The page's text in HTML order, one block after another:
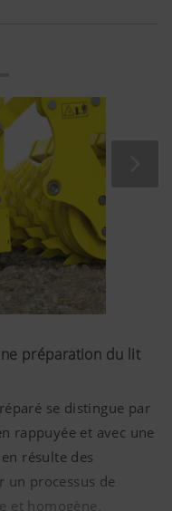
chacun les mêmes
Comme par
possèdent des
différentes. Cela
l'histoire de leur
spécifiques
et la protection
des
sols grossiers,
à
2 mm
et qui
sols fins, dont la
trois classes de taille
Les grains primaires
à 0,002 mmpour les
Entre cette
préparation du lit
se distingue par
rappuyée et avec une
résulte des
un processus de
et homogène.